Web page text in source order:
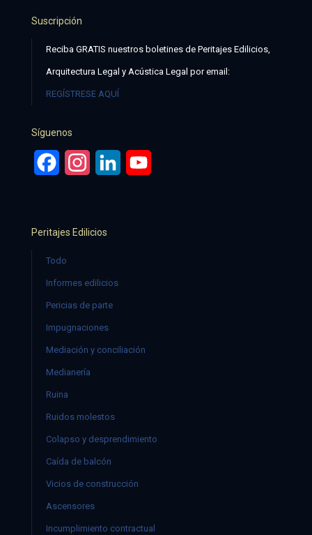
Suscripción
Reciba GRATIS nuestros boletines de Peritajes Edilicios,
Arquitectura Legal y Acústica Legal por email:
REGÍSTRESE AQUÍ
Síguenos
FacebookInstagramLinkedIn
Peritajes Edilicios
Todo
Informes edilicios
Pericias de parte
Impugnaciones
Mediación y conciliación
Medianería
Ruina
Ruidos molestos
Colapso y desprendimiento
Caída de balcón
Vicios de construcción
Ascensores
Incumplimiento contractual